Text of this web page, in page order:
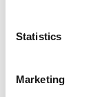
Statistics
Marketing